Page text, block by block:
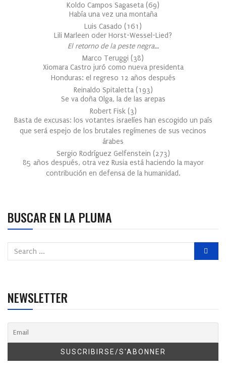
Koldo Campos Sagaseta (69)
Había una vez una montaña
Luis Casado (161 )
Lili Marleen oder Horst-Wessel-Lied?
El retorno de la peste negra…
Marco Teruggi (38)
Xiomara Castro juró como nueva presidenta
Honduras: el regreso 12 años después
Reinaldo Spitaletta (193)
Se va doña Olga, la de las arepas
Robert Fisk (3)
Basta de excusas: los votantes israelíes han escogido un país
que será espejo de los brutales regímenes de sus vecinos
árabes
Sergio Rodríguez Gelfenstein (273)
85 años después, otra vez Rusia está haciendo la mayor
contribución en defensa de la humanidad.
BUSCAR EN LA PLUMA
NEWSLETTER